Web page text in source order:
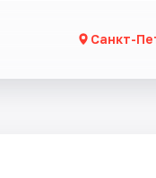
Санкт-